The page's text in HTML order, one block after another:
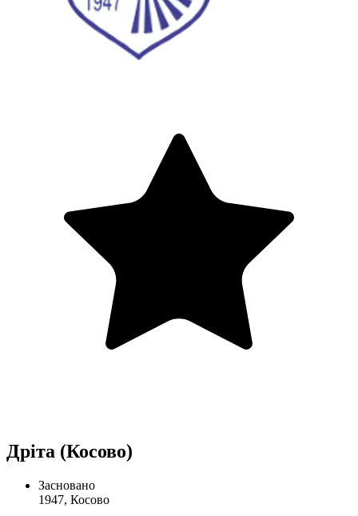
Дріта (Косово)
Засновано
1947, Косово